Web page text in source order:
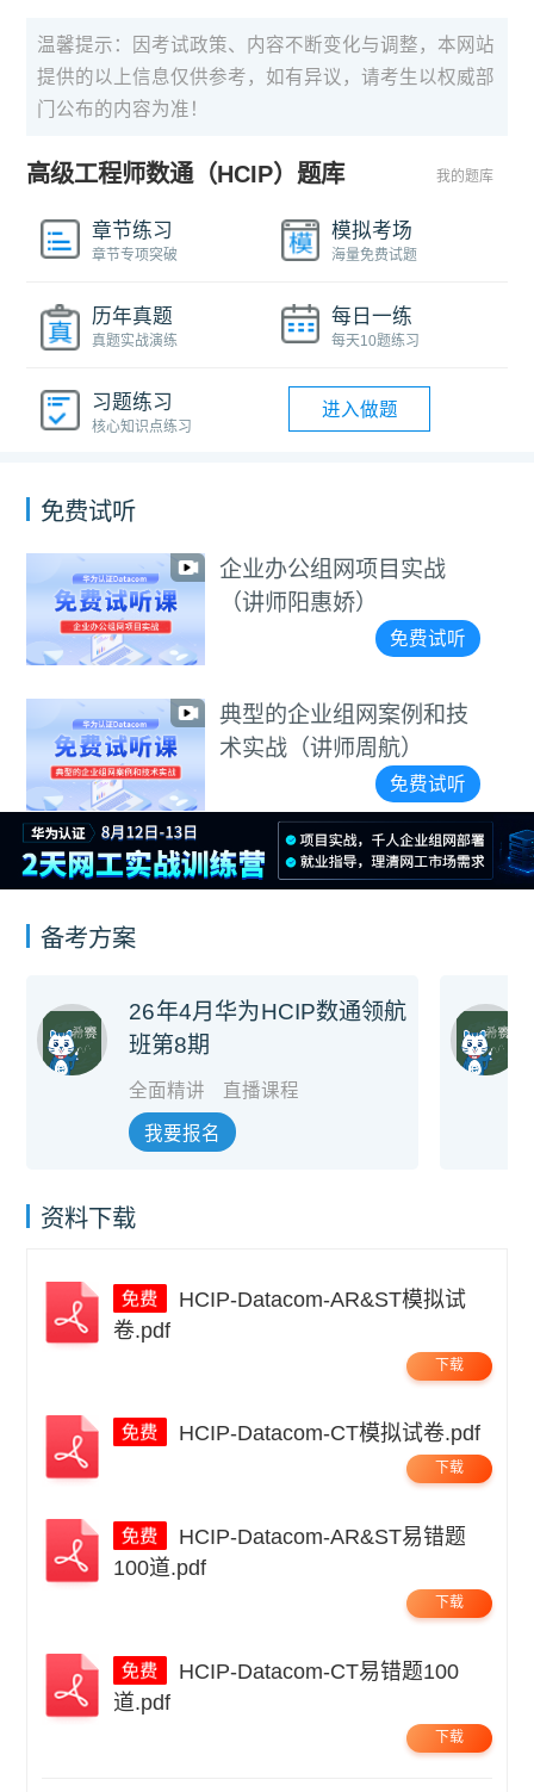
温馨提示：因考试政策、内容不断变化与调整，本网站
提供的以上信息仅供参考，如有异议，请考生以权威部
门公布的内容为准！
高级工程师数通（HCIP）题库 我的题库
章节练习
章节专项突破
模拟考场
海量免费试题
历年真题
真题实战演练
每日一练
每天10题练习
习题练习
核心知识点练习
进入做题
免费试听
企业办公组网项目实战
（讲师阳惠娇）
免费试听
典型的企业组网案例和技
术实战（讲师周航）
免费试听
备考方案
26年4月华为HCIP数通领航
班第8期
全面精讲 直播课程
我要报名
资料下载
卷.pdf
下载
HCIP-Datacom-CT模拟试卷.pdf
下载
100道.pdf
下载
道.pdf
下载